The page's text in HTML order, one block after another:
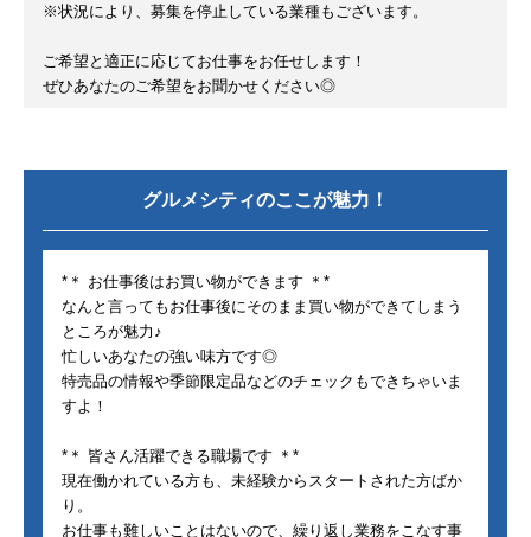
※状況により、募集を停止している業種もございます。
ご希望と適正に応じてお仕事をお任せします！
ぜひあなたのご希望をお聞かせください◎
グルメシティのここが魅力！
*＊ お仕事後はお買い物ができます ＊*
なんと言ってもお仕事後にそのまま買い物ができてしまう
ところが魅力♪
忙しいあなたの強い味方です◎
特売品の情報や季節限定品などのチェックもできちゃいま
すよ！
*＊ 皆さん活躍できる職場です ＊*
現在働かれている方も、未経験からスタートされた方ばか
り。
お仕事も難しいことはないので、繰り返し業務をこなす事